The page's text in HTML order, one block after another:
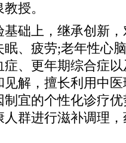
授。
础上，继承创新，
、疲劳;老年性心
、更年期综合症
解，擅长利用中
宜的个性化诊疗
群进行滋补调理